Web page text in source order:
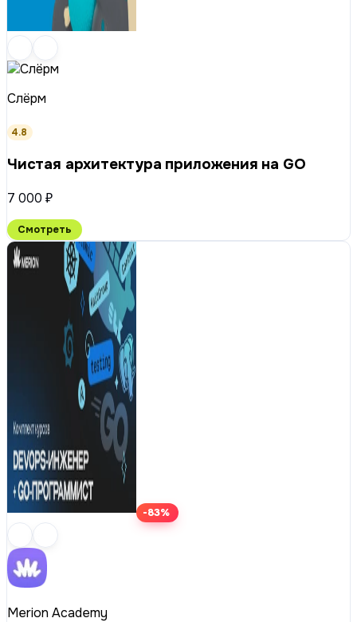
Слёрм
4.8
Чистая архитектура приложения на GO
7 000 ₽
Смотреть
-83%
Merion Academy